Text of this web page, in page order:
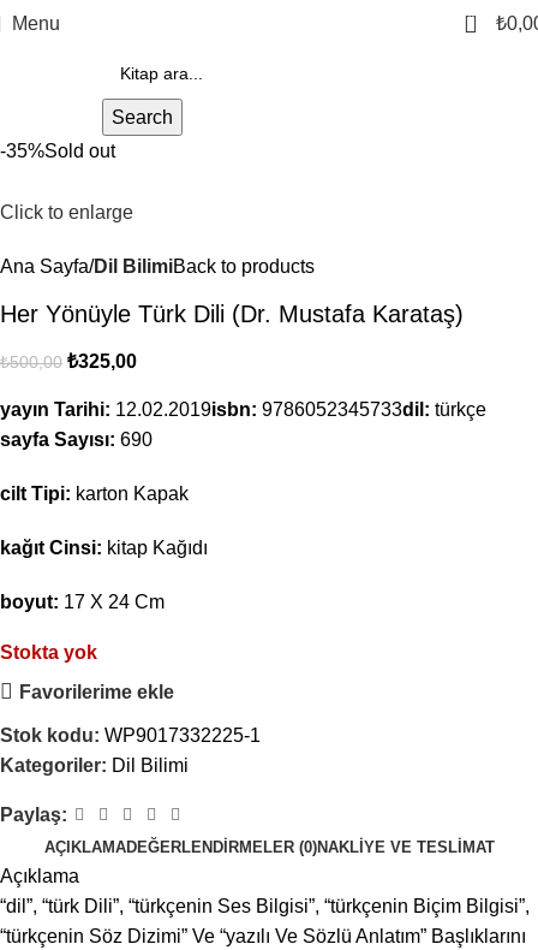
Menu 0 ₺
Search
-35%Sold out
Click to enlarge
Ana Sayfa Dil BilimiBack to products
Her Yönüyle Türk Dili (Dr. Mustafa Karataş)
₺500,00 ₺325,00
yayın Tarihi: 12.02.2019isbn: 9786052345733dil: türkçe
sayfa Sayısı: 690
cilt Tipi: karton Kapak
kağıt Cinsi: kitap Kağıdı
boyut: 17 X 24 Cm
Stokta yok
Favorilerime ekle
Stok kodu: WP9017332225-1
Kategoriler: Dil Bilimi
Paylaş:
AÇIKLAMADEĞERLENDIRMELER (0)NAKLIYE VE TESLIMAT
Açıklama
“dil”, “türk Dili”, “türkçenin Ses Bilgisi”, “türkçenin Biçim Bilgisi”,
“türkçenin Söz Dizimi” Ve “yazılı Ve Sözlü Anlatım” Başlıklarını